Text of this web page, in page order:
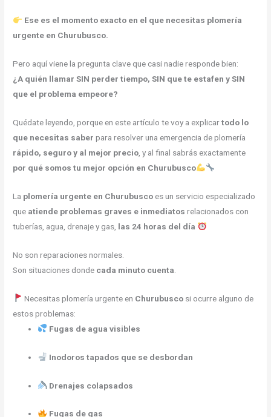
Ese es el momento exacto en el que necesitas plomería
urgente en Churubusco.
Pero aquí viene la pregunta clave que casi nadie responde bien:
¿A quién llamar SIN perder tiempo, SIN que te estafen y SIN
que el problema empeore?
Quédate leyendo, porque en este artículo te voy a explicartodo lo
que necesitas saber para resolver una emergencia de plomería
rápido, seguro y al mejor precio , y al final sabrás exactamente
por qué somos tu mejor opción en Churubusco
La plomería urgente en Churubusco es un servicio especializado
que atiende problemas graves e inmediatos relacionados con
tuberías, agua, drenaje y gas, las 24 horas del día
No son reparaciones normales.
Son situaciones donde cada minuto cuenta
Necesitas plomería urgente en Churubusco si ocurre alguno de
estos problemas:
Fugas de agua visibles
Inodoros tapados que se desbordan
Drenajes colapsados
Fugas de gas